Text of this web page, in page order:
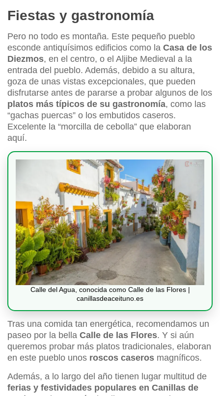
Fiestas y gastronomía
Pero no todo es montaña. Este pequeño pueblo
esconde antiquísimos edificios como la Casa de los
Diezmos, en el centro, o el Aljibe Medieval a la
entrada del pueblo. Además, debido a su altura,
goza de unas vistas excepcionales, que pueden
disfrutarse antes de pararse a probar algunos de los
platos más típicos de su gastronomía, como las
“gachas puercas” o los embutidos caseros.
Excelente la “morcilla de cebolla” que elaboran
aquí.
Calle del Agua, conocida como Calle de las Flores |
canillasdeaceituno.es
Tras una comida tan energética, recomendamos un
paseo por la bella Calle de las Flores. Y si aún
queremos probar más platos tradicionales, elaboran
en este pueblo unos roscos caseros magníficos.
Además, a lo largo del año tienen lugar multitud de
ferias y festividades populares en Canillas de